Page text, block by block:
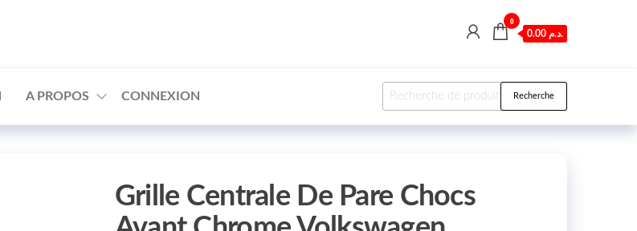
0
0.00 د.م.
A PROPOS CONNEXION Recherche pour : Recherche
Grille Centrale De Pare Chocs